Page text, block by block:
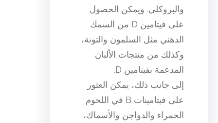
والبروكلي. ويمكن الحصول
على فيتامين D من السمك
الدهني مثل السلمون والتونة،
وكذلك من منتجات الألبان
المدعمة بفيتامين D.
إلى جانب ذلك، يمكن العثور
على فيتامينات B في اللحوم
الحمراء والدواجن والأسماك،